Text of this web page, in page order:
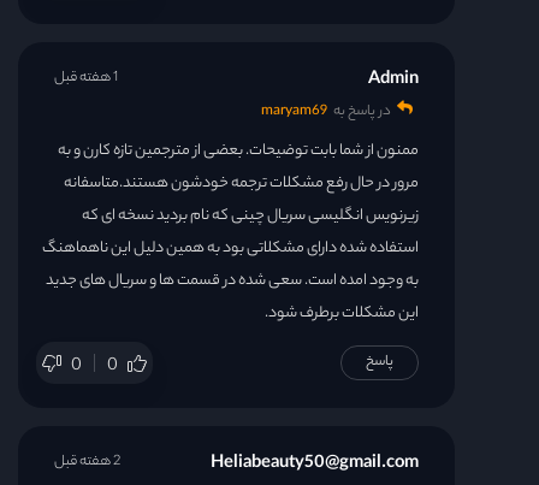
Admin
در پاسخ به maryam69
ممنون از شما بابت توضیحات. بعضی از مترجمین تازه کارن و به
مرور در حال رفع مشکلات ترجمه خودشون هستند.متاسفانه
زیرنویس انگلیسی سریال چینی که نام بردید نسخه ای که
استفاده شده دارای مشکلاتی بود به همین دلیل این ناهماهنگ
به وجود امده است. سعی شده در قسمت ها و سریال های جدید
این مشکلات برطرف شود.
0 0
1 هفته قبل
پاسخ
Heliabeauty50@gmail.com 2 هفته قبل